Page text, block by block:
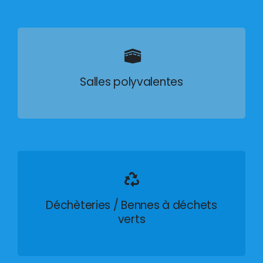
Salles polyvalentes
Déchèteries / Bennes à déchets
verts